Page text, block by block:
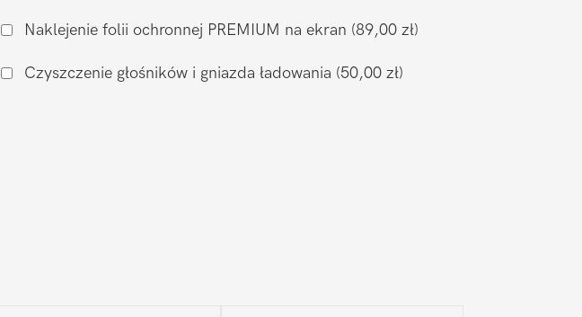
Samsung
Naklejenie folii ochronnej PREMIUM na ekran (89,00 zł)
Czyszczenie głośników i gniazda ładowania (50,00 zł)